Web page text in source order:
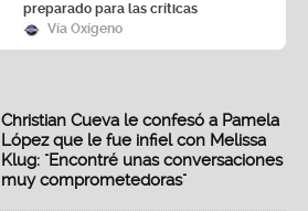
preparado para las críticas
Vía Oxígeno
Christian Cueva le confesó a Pamela
López que le fue infiel con Melissa
Klug: "Encontré unas conversaciones
muy comprometedoras"